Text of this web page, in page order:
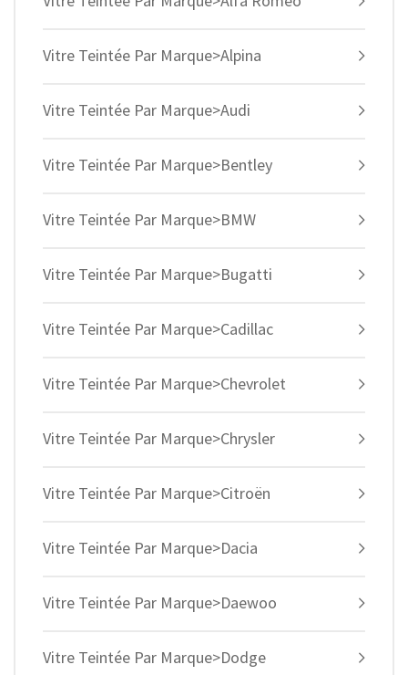
Vitre Teintée Par Marque>Alpina
Vitre Teintée Par Marque>Audi
Vitre Teintée Par Marque>Bentley
Vitre Teintée Par Marque>BMW
Vitre Teintée Par Marque>Bugatti
Vitre Teintée Par Marque>Cadillac
Vitre Teintée Par Marque>Chevrolet
Vitre Teintée Par Marque>Chrysler
Vitre Teintée Par Marque>Citroën
Vitre Teintée Par Marque>Dacia
Vitre Teintée Par Marque>Daewoo
Vitre Teintée Par Marque>Dodge